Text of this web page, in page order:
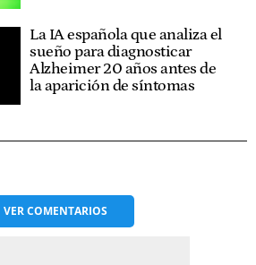
La IA española que analiza el
sueño para diagnosticar
Alzheimer 20 años antes de
la aparición de síntomas
VERCOMENTARIOS